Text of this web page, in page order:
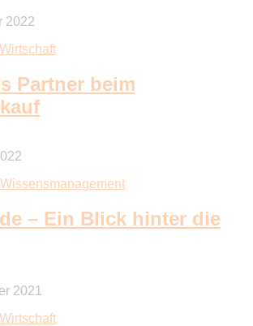
2022
Partner beim
Wissensmanagement
– Ein Blick hinter die
2021